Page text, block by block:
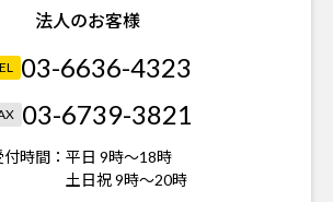
法人のお客様
03-6636-4323
03-6739-3821
付時間： 平日 9時～18時
土日祝 9時～20時